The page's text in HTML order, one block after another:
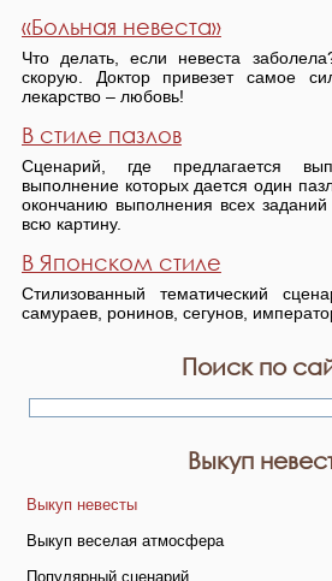
«Больная невеста»
Что делать, если невеста
скорую. Доктор привезет самое
лекарство – любовь!
В стиле пазлов
Сценарий, где предлагается
выполнение которых дается один
окончанию выполнения всех
всю картину.
В Японском стиле
Стилизованный тематический
самураев, ронинов, сегунов,
Поиск по
Выкуп
Выкуп невесты
Выкуп веселая атмосфера
Популярный сценарий